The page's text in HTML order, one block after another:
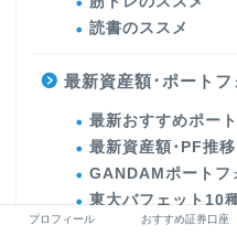
読書のススメ
最新資産額･ポートフ
最新おすすめポー
最新資産額･PF推移
GANDAMポートフ
東大バフェット10
プロフィール おすすめ証券口座